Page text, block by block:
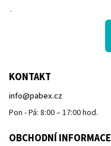
.
KONTAKT
info@pabex.cz
Pon - Pá: 8:00 – 17:00 hod.
OBCHODNÍ INFORMACE